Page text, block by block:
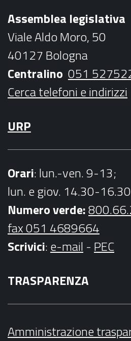
o
k
r
r
a
m
b
e
Assemblea legislativa
Viale Aldo Moro, 50
40127 Bologna
Centralino 051
Cerca telefoni e indirizzi
URP
Orari: lun.-ven. 9-13;
lun. e giov. 14.30-16.30
Numero verde:
fax 051 4689664
Scrivici:e-mail - PEC
TRASPARENZA
Amministrazione